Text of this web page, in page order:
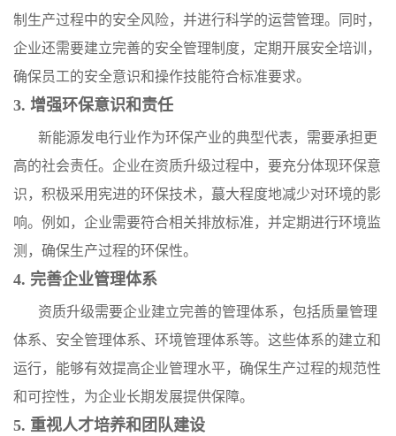
制生产过程中的安全风险，并进行科学的运营管理。同时，
企业还需要建立完善的安全管理制度，定期开展安全培训，
确保员工的安全意识和操作技能符合标准要求。
3. 增强环保意识和责任
新能源发电行业作为环保产业的典型代表，需要承担更
高的社会责任。企业在资质升级过程中，要充分体现环保意
识，积极采用宪进的环保技术，蕞大程度地减少对环境的影
响。例如，企业需要符合相关排放标准，并定期进行环境监
测，确保生产过程的环保性。
4. 完善企业管理体系
资质升级需要企业建立完善的管理体系，包括质量管理
体系、安全管理体系、环境管理体系等。这些体系的建立和
运行，能够有效提高企业管理水平，确保生产过程的规范性
和可控性，为企业长期发展提供保障。
5. 重视人才培养和团队建设